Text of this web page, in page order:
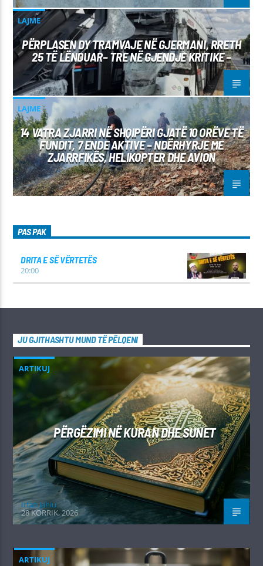
LAJME
PËRPLASEN DY TRAMVAJE NË GJERMANI, RRETH
25 TË LËNDUAR– TRE NË GJENDJE KRITIKE –
LAJME
14 VATRA ZJARRI NË SHQIPËRI GJATË 10 ORËVE TË
FUNDIT, 7 ENDE AKTIVE – NDËRHYRJE ME
ZJARRFIKËS, HELIKOPTER DHE AVION
PAS PAK
DRITA E SË VËRTETËS
20:00
JU GJITHASHTU MUND TË PËLQENI
ARTIKUJ
PËRGËZIMI NË KURAN DHE SUNET
Irfan Jahiu
28 KORRIK, 2026
ARTIKUJ